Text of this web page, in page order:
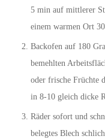
5 min auf mittlerer
einem warmen Ort
Backofen auf 180
bemehlten
oder frische Früchte
in 8-10 gleich dicke
Räder sofort und
belegtes Blech